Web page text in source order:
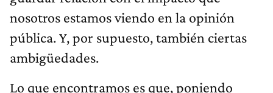
nosotros estamos viendo en la opinión
pública. Y, por supuesto, también ciertas
ambigüedades.
Lo que encontramos es que, poniendo